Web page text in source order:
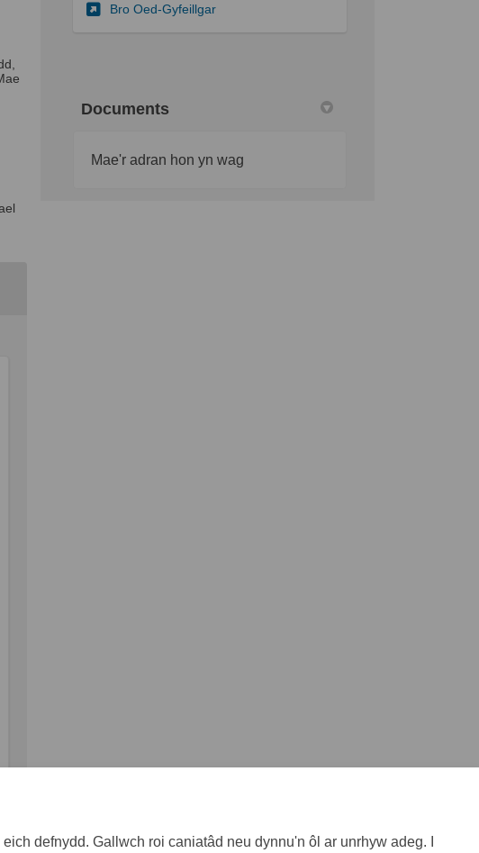
defnydd. Gallwch roi caniatâd neu dynnu'n ôl ar unrhyw adeg. I
Bro Oed-Gyfeillgar(Dolen allanol)
Documents
Mae'r adran hon yn wag